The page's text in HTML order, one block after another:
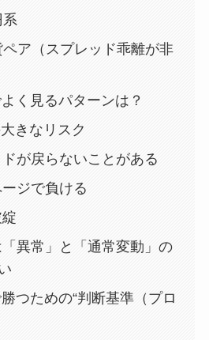
系
ア（スプレッド乖離が非
く見るパターンは？
きなリスク
が戻らないことがある
ジで負ける
異常」と「通常変動」の
つための“判断基準（プロ